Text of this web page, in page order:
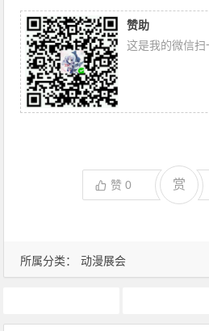
所属分类： 动漫展会
赞助
这是我的微信扫
赞0 赏